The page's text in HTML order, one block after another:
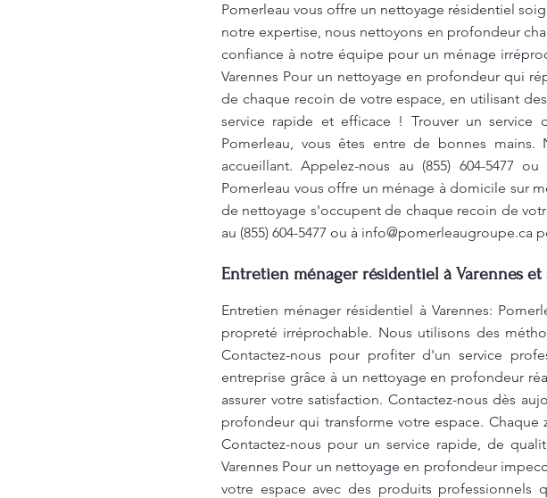
Pomerleau vous offre un nettoyage résidentiel
notre expertise, nous nettoyons en profondeur
confiance à notre équipe pour un ménage
Varennes Pour un nettoyage en profondeur qui
de chaque recoin de votre espace, en utilisant
service rapide et efficace ! Trouver un
Pomerleau, vous êtes entre de bonnes
accueillant. Appelez-nous au (855) 604-5477 ou
Pomerleau vous offre un ménage à domicile sur
de nettoyage s'occupent de chaque recoin de
au (855) 604-5477 ou à info@pomerleaugroupe.ca
Entretien ménager résidentiel à Varennes
Entretien ménager résidentiel à Varennes:
propreté irréprochable. Nous utilisons des
Contactez-nous pour profiter d'un service
entreprise grâce à un nettoyage en profondeur
assurer votre satisfaction. Contactez-nous dès
profondeur qui transforme votre espace.
Contactez-nous pour un service rapide, de
Varennes Pour un nettoyage en profondeur
votre espace avec des produits professionnels